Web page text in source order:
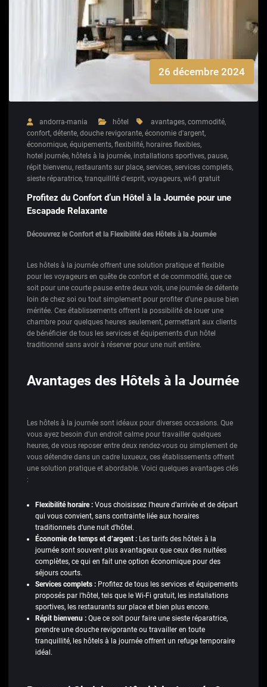
26 décembre 2024
andorra-mania hôtel avantages, commodité,
confort, détente, douche revigorante, économie d'argent,
économique, équipements, flexibilité, horaires flexibles,
hotel journée, hôtels à la journée, installations sportives, pause,
répit bienvenu, restaurants sur place, services, services complets,
sieste réparatrice, tranquillité d'esprit, voyageurs, wi-fi gratuit
Profitez du Confort d’un Hôtel à la Journée pour une
Escapade Relaxante
Découvrez le Confort et la Flexibilité des Hôtels à la Journée
Les hôtels à la journée offrent une solution pratique et flexible
pour les voyageurs en quête de confort et de commodité, que ce
soit pour une courte pause entre deux vols, une journée de détente
loin de chez soi ou tout simplement pour profiter d’une pause bien
méritée. Ces établissements offrent la possibilité de louer une
chambre pour quelques heures seulement, permettant aux clients
de bénéficier de tous les services et équipements d’un hôtel
traditionnel sans avoir à réserver pour une nuit entière.
Avantages des Hôtels à la Journée
Les hôtels à la journée sont idéaux pour diverses occasions. Que
vous ayez besoin d’un endroit calme pour travailler quelques
heures, de vous reposer entre deux rendez-vous ou simplement de
vous détendre dans un cadre luxueux, ces établissements offrent
une solution pratique et abordable. Voici quelques avantages clés
:
Flexibilité horaire :Vous choisissez l’heure d’arrivée et de départ
qui vous convient, sans contrainte liée aux horaires
traditionnels d’une nuit d’hôtel.
Économie de temps et d’argent :Les tarifs des hôtels à la
journée sont souvent plus avantageux que ceux des nuitées
complètes, ce qui en fait une option économique pour des
séjours courts.
Services complets :Profitez de tous les services et équipements
proposés par l’hôtel, tels que le Wi-Fi gratuit, les installations
sportives, les restaurants sur place et bien plus encore.
Répit bienvenu :Que ce soit pour faire une sieste réparatrice,
prendre une douche revigorante ou travailler en toute
tranquillité, les hôtels à la journée offrent un refuge temporaire
idéal.